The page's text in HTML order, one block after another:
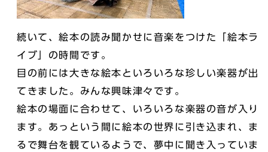
続いて、絵本の読み聞かせに音楽をつけた「絵本ラ
イブ」の時間です。
目の前には大きな絵本といろいろな珍しい楽器が出
てきました。みんな興味津々です。
絵本の場面に合わせて、いろいろな楽器の音が入り
ます。あっという間に絵本の世界に引き込まれ、ま
るで舞台を観ているようで、夢中に聞き入っていま